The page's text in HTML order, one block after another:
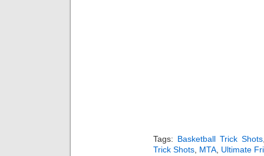
Tags: Basketball Trick Shots
Trick Shots MTA Ultimate